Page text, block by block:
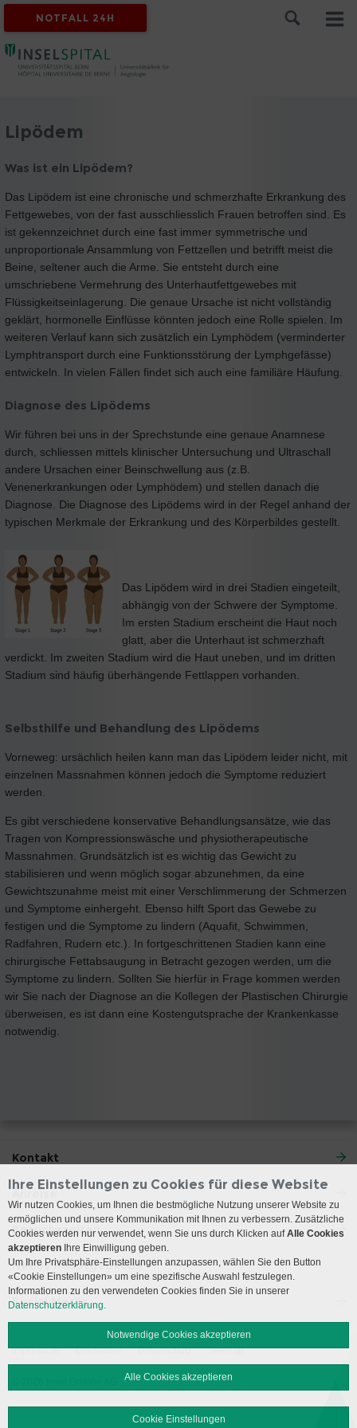
NOTFALL 24H
Lipödem
Was ist ein Lipödem?
Das Lipödem ist eine chronische und schmerzhafte Erkrankung des
Fettgewebes, von der fast ausschliesslich Frauen betroffen sind. Es
ist gekennzeichnet durch eine fast immer symmetrische und
unproportionale Ansammlung von Fettzellen und betrifft meist die
Beine, seltener auch die Arme. Sie entsteht durch eine
umschriebene Vermehrung des Unterhautfettgewebes mit
Flüssigkeitseinlagerung. Die genaue Ursache ist nicht vollständig
geklärt, hormonelle Einflüsse könnten jedoch eine Rolle spielen. Im
weiteren Verlauf kann sich zusätzlich ein Lymphödem (verminderter
Lymphtransport durch eine Funktionsstörung der Lymphgefässe)
entwickeln. In vielen Fällen findet sich auch eine familiäre Häufung.
Diagnose des Lipödems
Wir führen bei uns in der Sprechstunde eine genaue Anamnese
durch, schliessen mittels klinischer Untersuchung und Ultraschall
andere Ursachen einer Beinschwellung aus (z.B.
Venenerkrankungen oder Lymphödem) und stellen danach die
Diagnose. Die Diagnose des Lipödems wird in der Regel anhand der
typischen Merkmale der Erkrankung und des Körperbildes gestellt.
Das Lipödem wird in drei Stadien eingeteilt,
abhängig von der Schwere der Symptome.
Im ersten Stadium erscheint die Haut noch
glatt, aber die Unterhaut ist schmerzhaft
verdickt. Im zweiten Stadium wird die Haut uneben, und im dritten
Stadium sind häufig überhängende Fettlappen vorhanden.
Selbsthilfe und Behandlung des Lipödems
Vorneweg: ursächlich heilen kann man das Lipödem leider nicht, mit
einzelnen Massnahmen können jedoch die Symptome reduziert
werden.
Es gibt verschiedene konservative Behandlungsansätze, wie das
Tragen von Kompressionswäsche und physiotherapeutische
Massnahmen. Grundsätzlich ist es wichtig das Gewicht zu
stabilisieren und wenn möglich sogar abzunehmen, da eine
Gewichtszunahme meist mit einer Verschlimmerung der Schmerzen
und Symptome einhergeht. Ebenso hilft Sport das Gewebe zu
festigen und die Symptome zu lindern (Aquafit, Schwimmen,
Radfahren, Rudern etc.). In fortgeschrittenen Stadien kann eine
chirurgische Fettabsaugung in Betracht gezogen werden, um die
Symptome zu lindern. Sollten Sie hierfür in Frage kommen werden
wir Sie nach der Diagnose an die Kollegen der Plastischen Chirurgie
überweisen, es ist dann eine Kostengutsprache der Krankenkasse
notwendig.
Kontakt
Besuchszeiten
Neues Hauptgebäude
Social Media
Impressum Disclaimer Datenschutz Sitemap
Ihre Einstellungen zu Cookies für diese Website
Wir nutzen Cookies, um Ihnen die bestmögliche Nutzung unserer Website zu
ermöglichen und unsere Kommunikation mit Ihnen zu verbessern. Zusätzliche
Cookies werden nur verwendet, wenn Sie uns durch Klicken aufAlle Cookies
akzeptieren Ihre Einwilligung geben.
Um Ihre Privatsphäre-Einstellungen anzupassen, wählen Sie den Button
«Cookie Einstellungen» um eine spezifische Auswahl festzulegen.
Informationen zu den verwendeten Cookies finden Sie in unserer
Datenschutzerklärung.
Notwendige Cookies akzeptieren
Alle Cookies akzeptieren
Cookie Einstellungen